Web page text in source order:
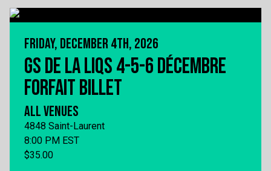
FRIDAY, DECEMBER 4TH, 2026
GS DE LA LIQS 4-5-6 DÉCEMBRE
FORFAIT BILLET
ALL VENUES
4848 Saint-Laurent
8:00 PM EST
$35.00